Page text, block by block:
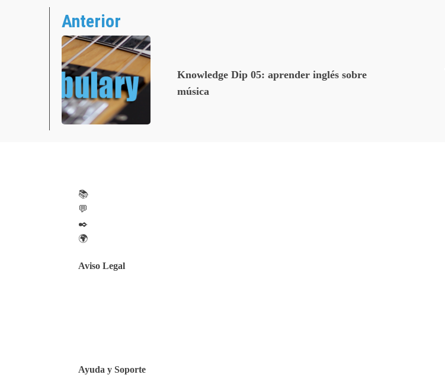
Anterior
Knowledge Dip 05: aprender inglés sobre
música
📚
💬
✒️
🌍
Aviso Legal
Ayuda y Soporte